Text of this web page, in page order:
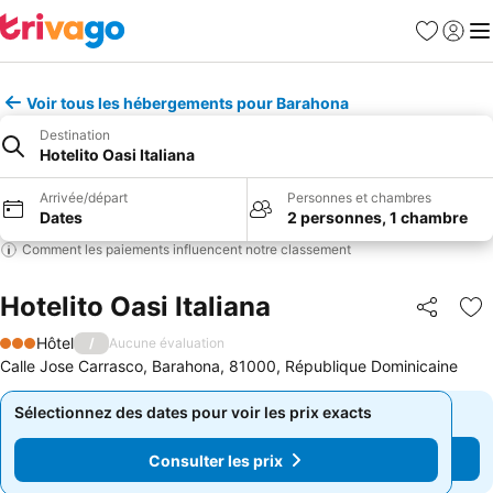
Favoris
Se
Voir tous les hébergements pour Barahona
Destination
Hotelito Oasi Italiana
Arrivée/départ
Dates
Personnes et chambres
2 personnes, 1 chambre
Comment les paiements influencent notre classement
Hotelito Oasi Italiana Partager
3 Étoiles
Hôtel / Aucune évaluation
Calle Jose Carrasco, Barahona, 81000, République Dominicaine
Sélectionnez des dates pour voir les prix exacts
Consulter les prix
Sélectionnez des dates pour voir les prix exacts
Consulter les prix